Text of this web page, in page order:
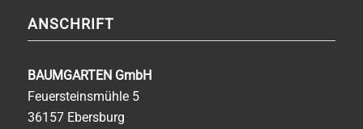
ANSCHRIFT
BAUMGARTEN GmbH
Feuersteinsmühle 5
36157 Ebersburg